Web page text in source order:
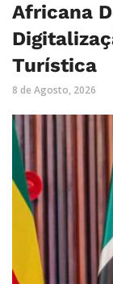
Africana
Turística
8 de Agosto, 2026